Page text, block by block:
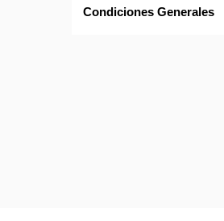
Condiciones Generales